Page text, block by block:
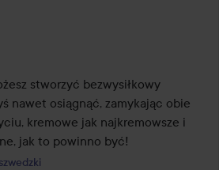
stworzyć bezwysiłkowy
nawet osiągnąć, zamykając obie
kremowe jak najkremowsze i
jak to powinno być!